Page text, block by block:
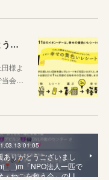
イオン黄色いレシートでの応援ありがとうございました
様よ
会…
01:05
ありがとうございまし
_)m「NPO法人一匹で
・ねこを救う会」のLI…